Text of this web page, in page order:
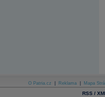
O Patria.cz Reklama Mapa
RSS /